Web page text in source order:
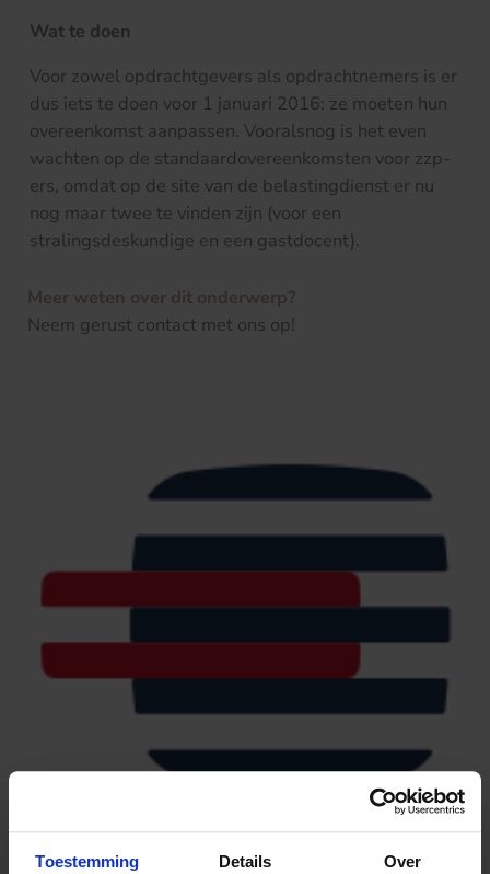
Toestemming Details Over
Wat te doen
Voor zowel opdrachtgevers als opdrachtnemers is er
dus iets te doen voor 1 januari 2016: ze moeten hun
overeenkomst aanpassen. Vooralsnog is het even
wachten op de standaardovereenkomsten voor zzp-
ers, omdat op de site van de belastingdienst er nu
nog maar twee te vinden zijn (voor een
stralingsdeskundige en een gastdocent).
Meer weten over dit onderwerp?
Neem gerust contact met ons op!